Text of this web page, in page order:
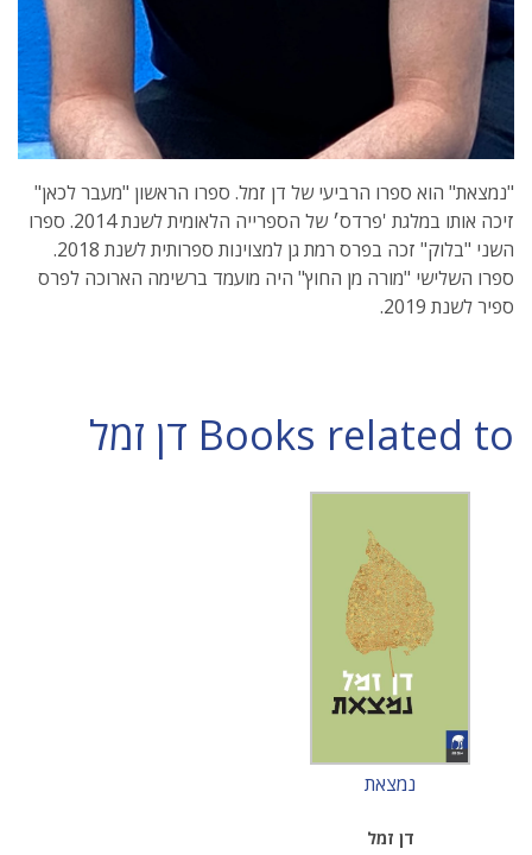
"נמצאת" הוא ספרו הרביעי של דן זמל. ספרו הראשון "מעבר לכאן"
זיכה אותו במלגת 'פרדס׳ של הספרייה הלאומית לשנת 2014. ספרו
השני "בלוק" זכה בפרס רמת גן למצוינות ספרותית לשנת 2018.
ספרו השלישי "מורה מן החוץ" היה מועמד ברשימה הארוכה לפרס
ספיר לשנת 2019.
Books related to דן זמל
נמצאת
דן זמל